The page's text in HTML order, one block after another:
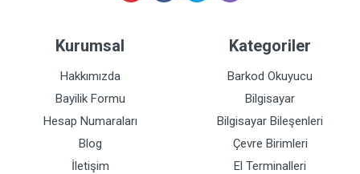
Kurumsal
Hakkımızda
Bayilik Formu
Hesap Numaraları
Blog
İletişim
Kategoriler
Barkod Okuyucu
Bilgisayar
Bilgisayar Bileşenleri
Çevre Birimleri
El Terminalleri